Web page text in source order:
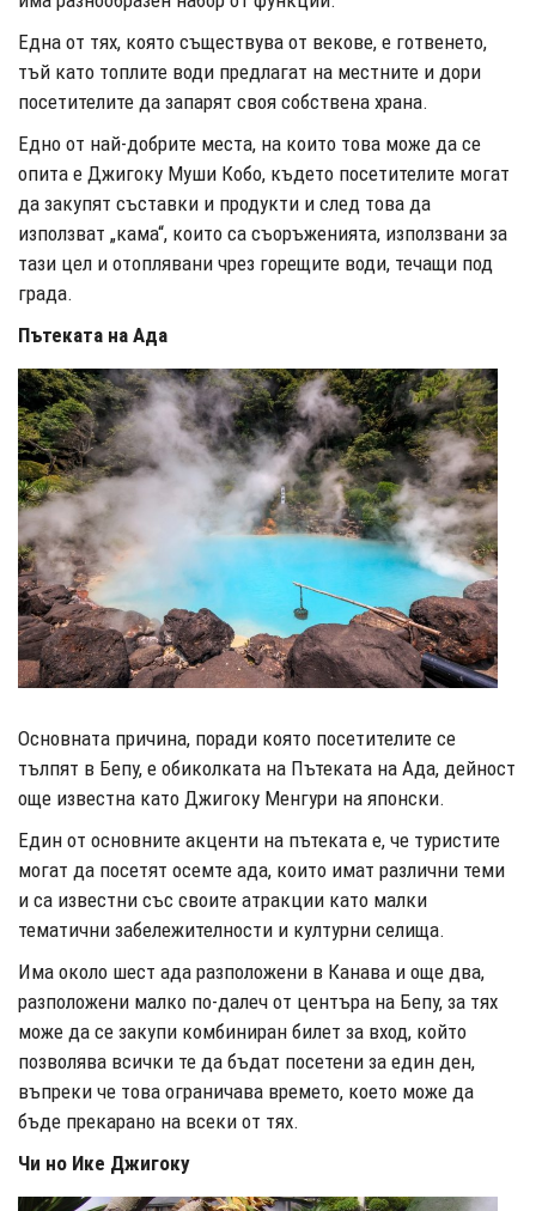
Една от тях, която съществува от векове, е готвенето,
тъй като топлите води предлагат на местните и дори
посетителите да запарят своя собствена храна.
Едно от най-добрите места, на които това може да се
опита е Джигоку Муши Кобо, където посетителите могат
да закупят съставки и продукти и след това да
използват „кама“, които са съоръженията, използвани за
тази цел и отоплявани чрез горещите води, течащи под
града.
Пътеката на Ада
Основната причина, поради която посетителите се
тълпят в Бепу, е обиколката на Пътеката на Ада, дейност
още известна като Джигоку Менгури на японски.
Един от основните акценти на пътеката е, че туристите
могат да посетят осемте ада, които имат различни теми
и са известни със своите атракции като малки
тематични забележителности и културни селища.
Има около шест ада разположени в Канава и още два,
разположени малко по-далеч от центъра на Бепу, за тях
може да се закупи комбиниран билет за вход, който
позволява всички те да бъдат посетени за един ден,
въпреки че това ограничава времето, което може да
бъде прекарано на всеки от тях.
Чи но Ике Джигоку